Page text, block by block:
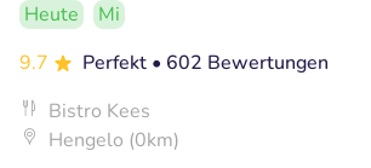
Heute
Mi
9.7
Perfekt • 602 Bewertungen
Bistro Kees
Hengelo (0km)